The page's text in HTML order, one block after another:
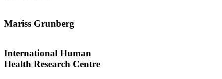
Mariss Grunberg
International Human
Health Research Centre